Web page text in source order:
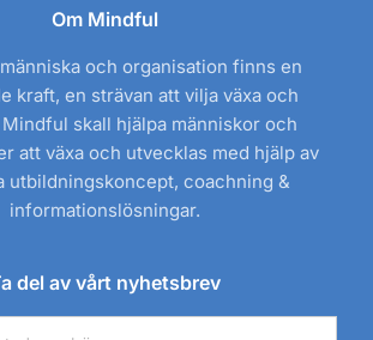
Om Mindful
och organisation finns en
kraft, en strävan att vilja växa och
skall hjälpa människor och
att växa och utvecklas med hjälp av
utbildningskoncept, coachning &
informationslösningar.
del av vårt nyhetsbrev